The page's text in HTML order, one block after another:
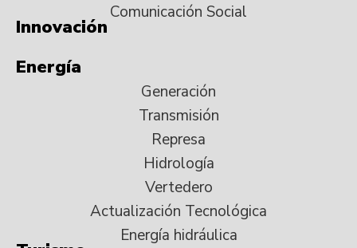
Comunicación Social
Innovación
Energía
Generación
Transmisión
Represa
Hidrología
Vertedero
Actualización Tecnológica
Energía hidráulica